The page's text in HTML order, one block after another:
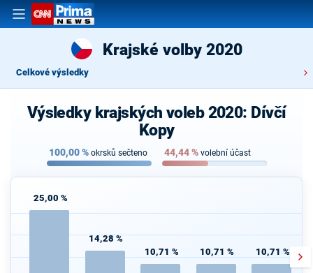
Krajské volby 2020
Celkové výsledky
Výsledky krajských voleb 2020: Dívčí
Kopy
100,00% okrsků sečteno 44,44% volební účast
25,00 %
14,28 %
10,71 % 10,71 % 10,71 %